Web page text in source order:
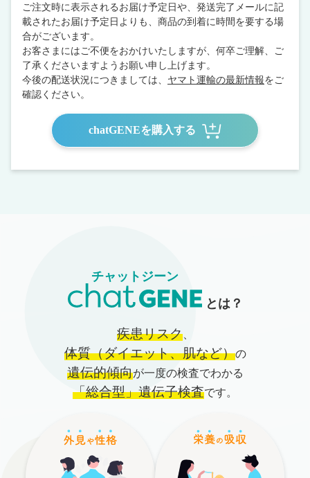
ご注文時に表示されるお届け予定日や、発送完了メールに記
載されたお届け予定日よりも、商品の到着に時間を要する場
合がございます。
お客さまにはご不便をおかけいたしますが、何卒ご理解、ご
了承くださいますようお願い申し上げます。
今後の配送状況につきましては、 ヤマト運輸の最新情報をご
確認ください。
chatGENEを購入する
チャットジーン
とは？
疾患リスク、
体質（ダイエット、肌など）の
遺伝的傾向が一度の検査でわかる
「総合型」遺伝子検査です。